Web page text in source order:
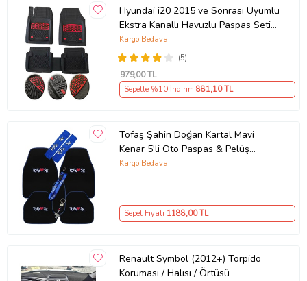
Hyundai i20 2015 ve Sonrası Uyumlu
Ekstra Kanallı Havuzlu Paspas Seti
Krom Kırmızı 4D
(5)
Kargo Bedava
979,00 TL
Sepette %10 İndirim 881,10 TL
Tofaş Şahin Doğan Kartal Mavi
Kenar 5'li Oto Paspas & Pelüş
Emniyet Kemer Kılıfı & Araç Içi
Kargo Bedava
Sepet Fiyatı 1188,00 TL
Renault Symbol (2012+) Torpido
Koruması / Halısı / Örtüsü